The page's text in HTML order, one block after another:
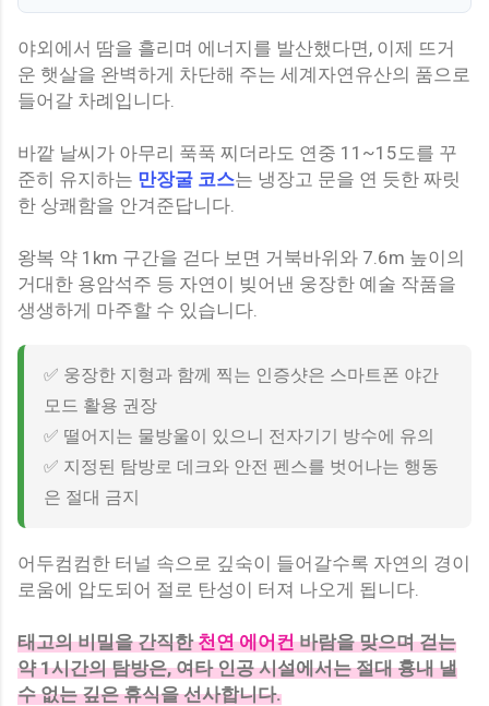
야외에서 땀을 흘리며 에너지를 발산했다면, 이제 뜨거
운 햇살을 완벽하게 차단해 주는 세계자연유산의 품으로
들어갈 차례입니다.
바깥 날씨가 아무리 푹푹 찌더라도 연중 11~15도를 꾸
준히 유지하는 만장굴 코스는 냉장고 문을 연 듯한 짜릿
한 상쾌함을 안겨준답니다.
왕복 약 1km 구간을 걷다 보면 거북바위와 7.6m 높이의
거대한 용암석주 등 자연이 빚어낸 웅장한 예술 작품을
생생하게 마주할 수 있습니다.
✅ 웅장한 지형과 함께 찍는 인증샷은 스마트폰 야간
모드 활용 권장
✅ 떨어지는 물방울이 있으니 전자기기 방수에 유의
✅ 지정된 탐방로 데크와 안전 펜스를 벗어나는 행동
은 절대 금지
어두컴컴한 터널 속으로 깊숙이 들어갈수록 자연의 경이
로움에 압도되어 절로 탄성이 터져 나오게 됩니다.
태고의 비밀을 간직한천연 에어컨바람을 맞으며 걷는
약 1시간의 탐방은, 여타 인공 시설에서는 절대 흉내 낼
수 없는 깊은 휴식을 선사합니다.